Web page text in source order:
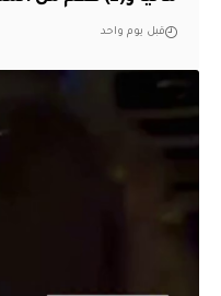
قبل يوم واحد